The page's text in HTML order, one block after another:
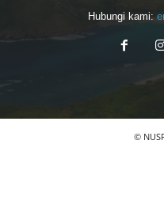
Hubungi kami:
©